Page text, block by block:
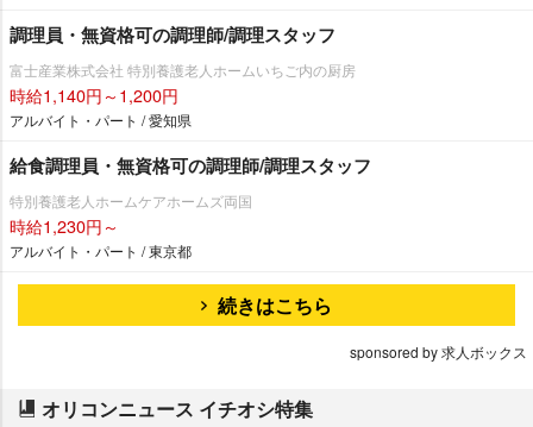
調理員・無資格可の調理師/調理スタッフ
富士産業株式会社 特別養護老人ホームいちご内の厨房
時給1,140円～1,200円
アルバイト・パート / 愛知県
給食調理員・無資格可の調理師/調理スタッフ
特別養護老人ホームケアホームズ両国
時給1,230円～
アルバイト・パート / 東京都
続きはこちら
sponsored by 求人ボックス
オリコンニュース イチオシ特集